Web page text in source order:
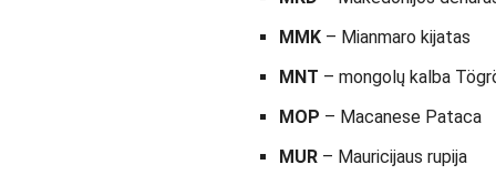
MMK – Mianmaro kijatas
MNT – mongolų kalba
MOP – Macanese Pataca
MUR – Mauricijaus rupija